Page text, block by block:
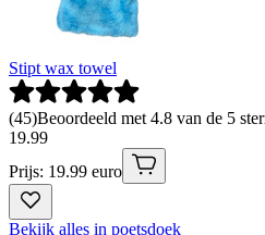
Stipt wax towel
(45)Beoordeeld met 4.8 van de 5
19.99
Prijs: 19.99 euro
Bekijk alles in poetsdoek